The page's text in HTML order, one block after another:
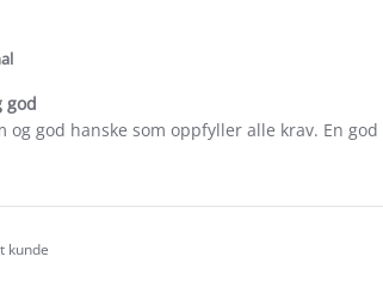
god
og god hanske som oppfyller alle krav. En
kunde